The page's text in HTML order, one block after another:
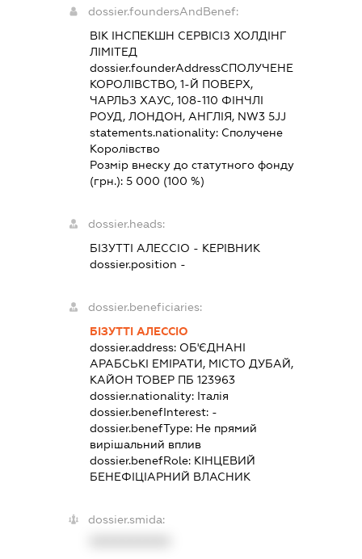
dossier.foundersAndBenef:
ВІК ІНСПЕКШН СЕРВІСІЗ ХОЛДІНГ
ЛІМІТЕД
dossier.founderAddressСПОЛУЧЕНЕ
КОРОЛІВСТВО, 1-Й ПОВЕРХ,
ЧАРЛЬЗ ХАУС, 108-110 ФІНЧЛІ
РОУД, ЛОНДОН, АНГЛІЯ, NW3 5JJ
statements.nationality: Сполучене
Королівство
Розмір внеску до статутного фонду
(грн.): 5 000 (100 %)
dossier.heads:
БІЗУТТІ АЛЕССІО - КЕРІВНИК
dossier.position -
dossier.beneficiaries:
БІЗУТТІ АЛЕССІО
dossier.address: ОБ'ЄДНАНІ
АРАБСЬКІ ЕМІРАТИ, МІСТО ДУБАЙ,
КАЙОН ТОВЕР ПБ 123963
dossier.nationality: Італія
dossier.benefInterest: -
dossier.benefType: Не прямий
вирішальний вплив
dossier.benefRole: КІНЦЕВИЙ
БЕНЕФІЦІАРНИЙ ВЛАСНИК
dossier.smida: